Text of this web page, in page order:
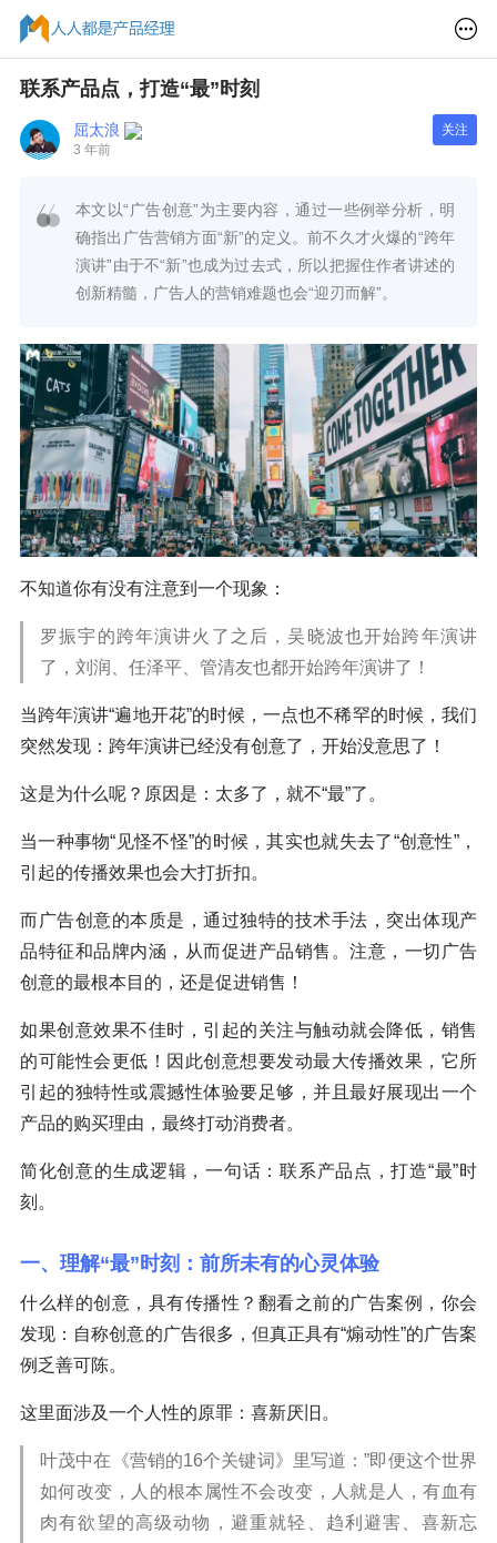
联系产品点，打造“最”时刻
屈太浪
3 年前
关注
本文以“广告创意”为主要内容，通过一些例举分析，明
确指出广告营销方面“新”的定义。前不久才火爆的“跨年
演讲”由于不“新”也成为过去式，所以把握住作者讲述的
创新精髓，广告人的营销难题也会“迎刃而解”。
不知道你有没有注意到一个现象：
罗振宇的跨年演讲火了之后，吴晓波也开始跨年演讲
了，刘润、任泽平、管清友也都开始跨年演讲了！
当跨年演讲“遍地开花”的时候，一点也不稀罕的时候，我们
突然发现：跨年演讲已经没有创意了，开始没意思了！
这是为什么呢？原因是：太多了，就不“最”了。
当一种事物“见怪不怪”的时候，其实也就失去了“创意性”，
引起的传播效果也会大打折扣。
而广告创意的本质是，通过独特的技术手法，突出体现产
品特征和品牌内涵，从而促进产品销售。注意，一切广告
创意的最根本目的，还是促进销售！
如果创意效果不佳时，引起的关注与触动就会降低，销售
的可能性会更低！因此创意想要发动最大传播效果，它所
引起的独特性或震撼性体验要足够，并且最好展现出一个
产品的购买理由，最终打动消费者。
简化创意的生成逻辑，一句话：联系产品点，打造“最”时
刻。
一、理解“最”时刻：前所未有的心灵体验
什么样的创意，具有传播性？翻看之前的广告案例，你会
发现：自称创意的广告很多，但真正具有“煽动性”的广告案
例乏善可陈。
这里面涉及一个人性的原罪：喜新厌旧。
叶茂中在《营销的16个关键词》里写道：”即便这个世界
如何改变，人的根本属性不会改变，人就是人，有血有
肉有欲望的高级动物，避重就轻、趋利避害、喜新忘